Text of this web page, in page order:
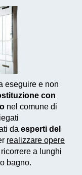
eseguire e non
con
nel comune di
da esperti del
realizzare opere
a lunghi
bagno.